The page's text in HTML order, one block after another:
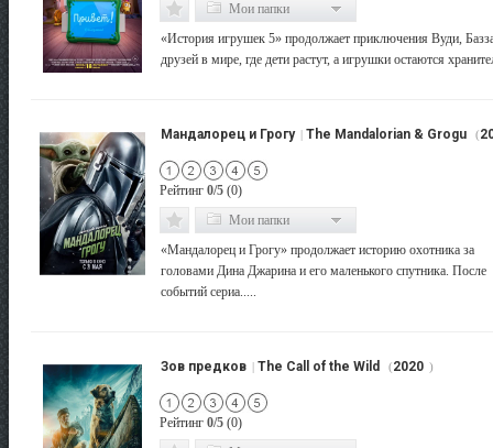
Мои папки
«История игрушек 5» продолжает приключения Вуди,
друзей в мире, где дети растут, а игрушки остаются
Мандалорец и Грогу | The Mandalorian & Grogu (
Рейтинг 0/5 (0)
Мои папки
«Мандалорец и Грогу» продолжает историю охотника за
головами Дина Джарина и его маленького спутника. После
событий сериа.....
Зов предков | The Call of the Wild (2020 )
Рейтинг 0/5 (0)